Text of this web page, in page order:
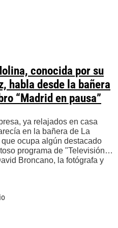
conocida por su
habla desde la bañera
“Madrid en pausa”
ya relajados en casa
en la bañera de La
ocupa algún destacado
programa de "Televisión…
Broncano, la fotógrafa y